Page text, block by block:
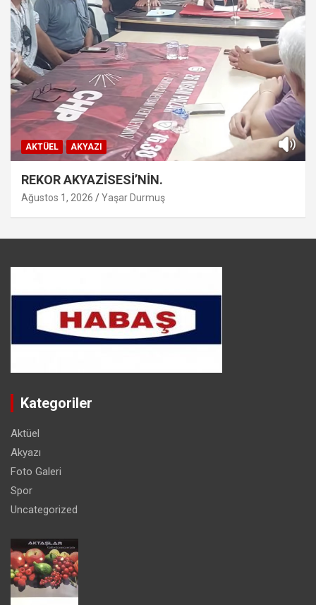
AKTÜEL AKYAZI
REKOR AKYAZİSESİ’NİN.
Ağustos 1, 2026 Yaşar Durmuş
Kategoriler
Aktüel
Akyazı
Foto Galeri
Spor
Uncategorized